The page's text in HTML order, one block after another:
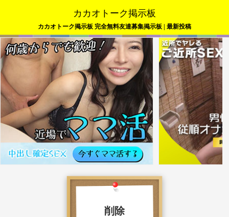
カカオトーク掲示板
カカオトーク掲示板 完全無料友達募集掲示板 | 最新投稿
削除